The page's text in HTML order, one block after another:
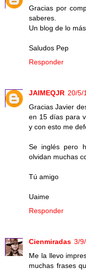
Gracias por
saberes.
Un blog de lo
Saludos Pep
Responder
JAIMEQJR 20/5/
Gracias Javier
en 15 días para
y con esto me
Se inglés pero
olvidan muchas
Tú amigo
Uaime
Responder
Cienmiradas 3/
Me la llevo
muchas frases